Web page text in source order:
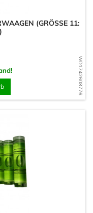
WD1742608776
(GRÖSSE 11: 9